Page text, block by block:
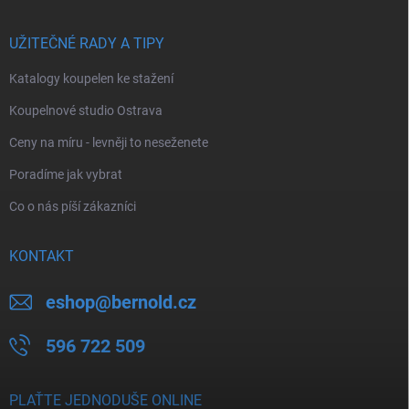
UŽITEČNÉ RADY A TIPY
Katalogy koupelen ke stažení
Koupelnové studio Ostrava
Ceny na míru - levněji to neseženete
Poradíme jak vybrat
Co o nás píší zákazníci
KONTAKT
eshop@bernold.cz
596 722 509
PLAŤTE JEDNODUŠE ONLINE